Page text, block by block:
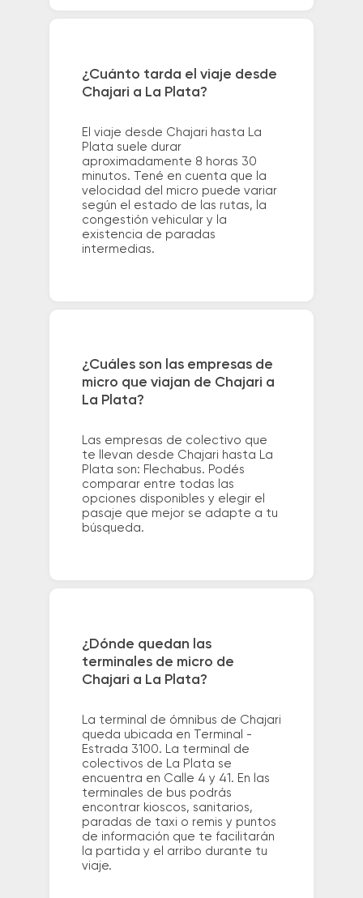
¿Cuánto tarda el viaje desde
Chajari a La Plata?
El viaje desde Chajari hasta La
Plata suele durar
aproximadamente 8 horas 30
minutos. Tené en cuenta que la
velocidad del micro puede variar
según el estado de las rutas, la
congestión vehicular y la
existencia de paradas
intermedias.
¿Cuáles son las empresas de
micro que viajan de Chajari a
La Plata?
Las empresas de colectivo que
te llevan desde Chajari hasta La
Plata son: Flechabus. Podés
comparar entre todas las
opciones disponibles y elegir el
pasaje que mejor se adapte a tu
búsqueda.
¿Dónde quedan las
terminales de micro de
Chajari a La Plata?
La terminal de ómnibus de Chajari
queda ubicada en Terminal -
Estrada 3100. La terminal de
colectivos de La Plata se
encuentra en Calle 4 y 41. En las
terminales de bus podrás
encontrar kioscos, sanitarios,
paradas de taxi o remis y puntos
de información que te facilitarán
la partida y el arribo durante tu
viaje.